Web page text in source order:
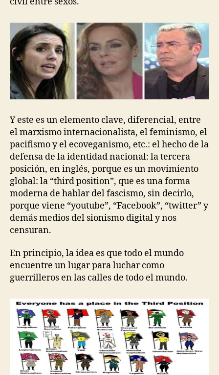
Y este es un elemento clave, diferencial, entre
el marxismo internacionalista, el feminismo, el
pacifismo y el ecoveganismo, etc.: el hecho de la
defensa de la identidad nacional: la tercera
posición, en inglés, porque es un movimiento
global: la “third position”, que es una forma
moderna de hablar del fascismo, sin decirlo,
porque viene “youtube”, “Facebook”, “twitter” y
demás medios del sionismo digital y nos
censuran.
En principio, la idea es que todo el mundo
encuentre un lugar para luchar como
guerrilleros en las calles de todo el mundo.